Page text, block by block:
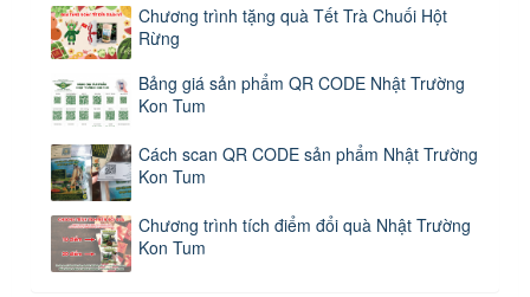
Chương trình tặng quà Tết Trà Chuối Hột
Rừng
Bảng giá sản phẩm QR CODE Nhật Trường
Kon Tum
Cách scan QR CODE sản phẩm Nhật Trường
Kon Tum
Chương trình tích điểm đổi quà Nhật Trường
Kon Tum